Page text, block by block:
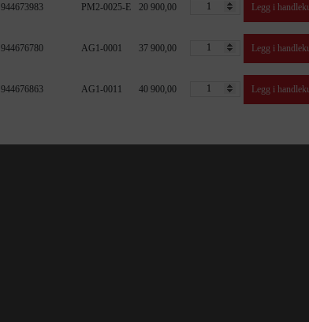
944673983 PM2-0025-E 20 900,00 Legg i
944676780 AG1-0001 37 900,00 Legg i
944676863 AG1-0011 40 900,00 Legg i